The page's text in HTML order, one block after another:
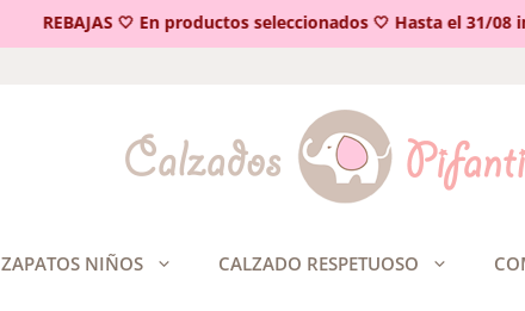
REBAJAS 🤍 En productos seleccionados 🤍 Hasta el 31/08
ZAPATOS NIÑOS CALZADO RESPETUOSO